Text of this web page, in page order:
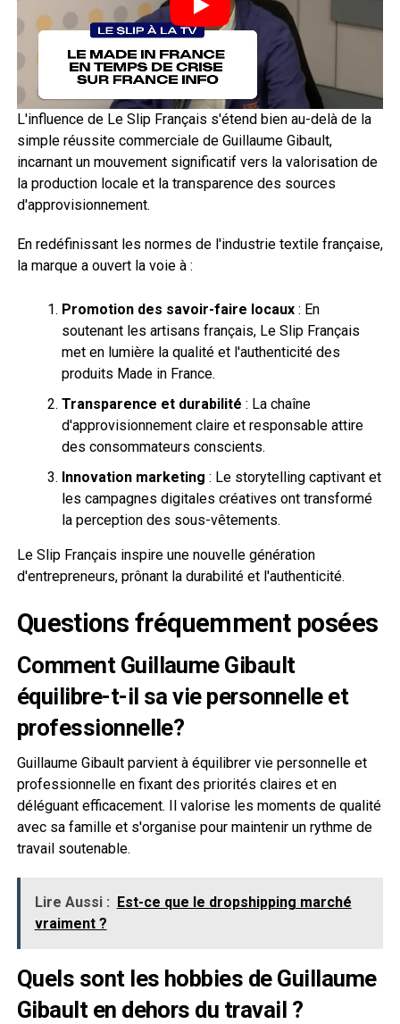
L'influence de Le Slip Français s'étend bien au-delà de la
simple réussite commerciale de Guillaume Gibault,
incarnant un mouvement significatif vers la valorisation de
la production locale et la transparence des sources
d'approvisionnement.
En redéfinissant les normes de l'industrie textile française,
la marque a ouvert la voie à :
Promotion des savoir-faire locaux: En
soutenant les artisans français, Le Slip Français
met en lumière la qualité et l'authenticité des
produits Made in France.
Transparence et durabilité : La chaîne
d'approvisionnement claire et responsable attire
des consommateurs conscients.
Innovation marketing : Le storytelling captivant et
les campagnes digitales créatives ont transformé
la perception des sous-vêtements.
Le Slip Français inspire une nouvelle génération
d'entrepreneurs, prônant la durabilité et l'authenticité.
Questions fréquemment posées
Comment Guillaume Gibault
équilibre-t-il sa vie personnelle et
professionnelle?
Guillaume Gibault parvient à équilibrer vie personnelle et
professionnelle en fixant des priorités claires et en
déléguant efficacement. Il valorise les moments de qualité
avec sa famille et s'organise pour maintenir un rythme de
travail soutenable.
Lire Aussi : Est-ce que le dropshipping marché
vraiment ?
Quels sont les hobbies de Guillaume
Gibault en dehors du travail ?